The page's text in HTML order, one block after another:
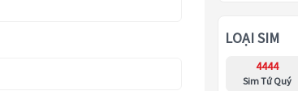
LOẠI SIM
4444
Sim Tứ Quý